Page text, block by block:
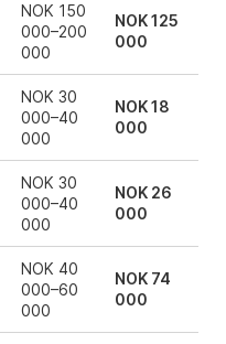
NOK 150
000–200
000
NOK 125
000
NOK 30
000–40
000
NOK 18
000
NOK 30
000–40
000
NOK 26
000
NOK 40
000–60
000
NOK 74
000